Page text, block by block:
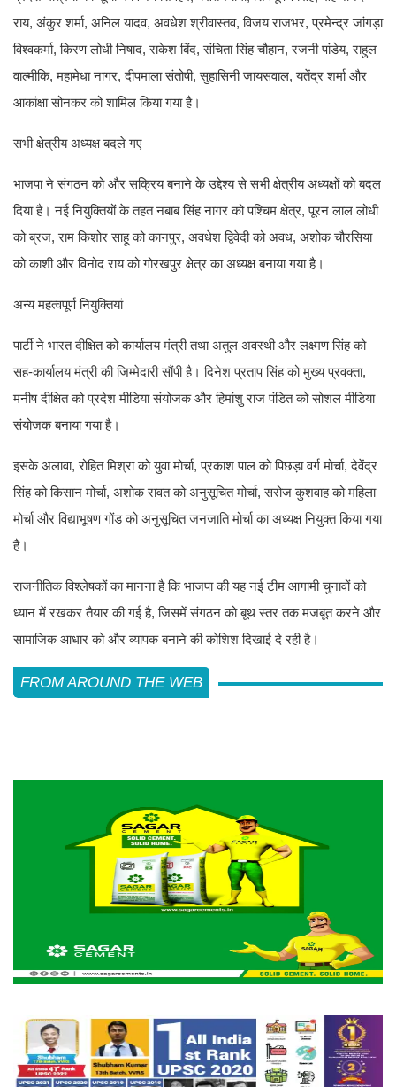
राय, अंकुर शर्मा, अनिल यादव, अवधेश श्रीवास्तव, विजय राजभर, प्रमेन्द्र जांगड़ा
विश्वकर्मा, किरण लोधी निषाद, राकेश बिंद, संचिता सिंह चौहान, रजनी पांडेय, राहुल
वाल्मीकि, महामेधा नागर, दीपमाला संतोषी, सुहासिनी जायसवाल, यतेंद्र शर्मा और
आकांक्षा सोनकर को शामिल किया गया है।
सभी क्षेत्रीय अध्यक्ष बदले गए
भाजपा ने संगठन को और सक्रिय बनाने के उद्देश्य से सभी क्षेत्रीय अध्यक्षों को बदल
दिया है। नई नियुक्तियों के तहत नबाब सिंह नागर को पश्चिम क्षेत्र, पूरन लाल लोधी
को ब्रज, राम किशोर साहू को कानपुर, अवधेश द्विवेदी को अवध, अशोक चौरसिया
को काशी और विनोद राय को गोरखपुर क्षेत्र का अध्यक्ष बनाया गया है।
अन्य महत्वपूर्ण नियुक्तियां
पार्टी ने भारत दीक्षित को कार्यालय मंत्री तथा अतुल अवस्थी और लक्ष्मण सिंह को
सह-कार्यालय मंत्री की जिम्मेदारी सौंपी है। दिनेश प्रताप सिंह को मुख्य प्रवक्ता,
मनीष दीक्षित को प्रदेश मीडिया संयोजक और हिमांशु राज पंडित को सोशल मीडिया
संयोजक बनाया गया है।
इसके अलावा, रोहित मिश्रा को युवा मोर्चा, प्रकाश पाल को पिछड़ा वर्ग मोर्चा, देवेंद्र
सिंह को किसान मोर्चा, अशोक रावत को अनुसूचित मोर्चा, सरोज कुशवाह को महिला
मोर्चा और विद्याभूषण गोंड को अनुसूचित जनजाति मोर्चा का अध्यक्ष नियुक्त किया गया
है।
राजनीतिक विश्लेषकों का मानना है कि भाजपा की यह नई टीम आगामी चुनावों को
ध्यान में रखकर तैयार की गई है, जिसमें संगठन को बूथ स्तर तक मजबूत करने और
सामाजिक आधार को और व्यापक बनाने की कोशिश दिखाई दे रही है।
FROM AROUND THE WEB